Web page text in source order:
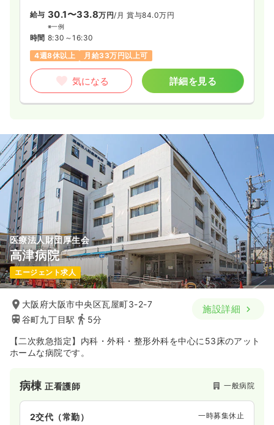
給与 30.1〜33.8万円/月 賞与84.0万円
※一例
時間 8:30～16:30
4週8休以上
月給33万円以上可
気になる 詳細を見る
医療法人財団厚生会
高津病院
エージェント求人
大阪府大阪市中央区瓦屋町3-2-7
谷町九丁目駅
5分
施設詳細
【二次救急指定】内科・外科・整形外科を中心に53床のアット
ホームな病院です。
病棟正看護師 一般病院
2交代（常勤） 一時募集休止